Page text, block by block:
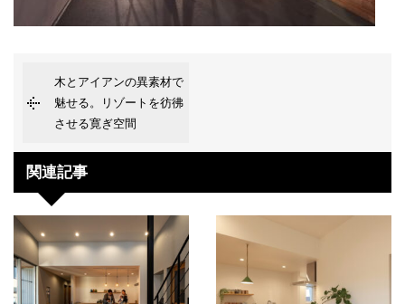
木とアイアンの異素材で
魅せる。リゾートを彷彿
させる寛ぎ空間
関連記事